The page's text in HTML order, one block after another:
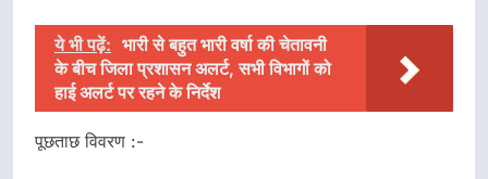
ये भी पढ़ें: भारी से बहुत भारी वर्षा की चेतावनी
के बीच जिला प्रशासन अलर्ट, सभी विभागों को
हाई अलर्ट पर रहने के निर्देश
पूछताछ विवरण :-